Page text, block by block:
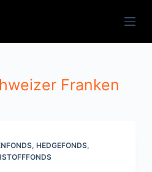
Franken
, HEDGEFONDS,